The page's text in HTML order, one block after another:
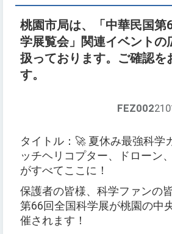
桃園市局は、「中華民国第
学展覧会」関連イベントの
扱っております。ご確認を
す。
FEZ002
タイトル： 🚀 夏休み最強科学
ッチヘリコプター、ドローン、
がすべてここに！
保護者の皆様、科学ファンの
第66 回全国科学展が桃園の中
催されます！